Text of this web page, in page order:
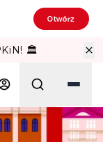
Otwórz
🏛️